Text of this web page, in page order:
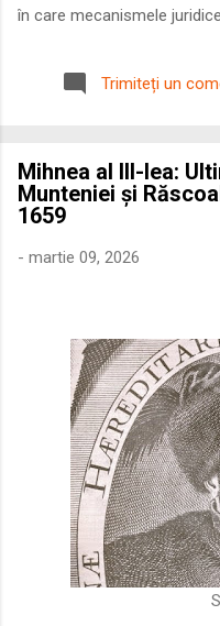
în care mecanismele
Într-o epocă în care
era susținută de o
roman – în special a
țesutul urban și rural
precizie profunzimea și
Trimiteți un
Mihnea al III-lea:
Munteniei și
1659
- martie 09, 2026